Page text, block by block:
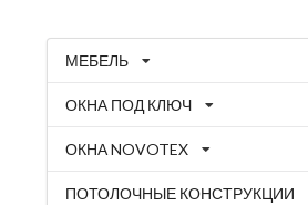
МЕБЕЛЬ
ОКНА ПОД КЛЮЧ
ОКНА NOVOTEX
ПОТОЛОЧНЫЕ КОНСТРУКЦИИ